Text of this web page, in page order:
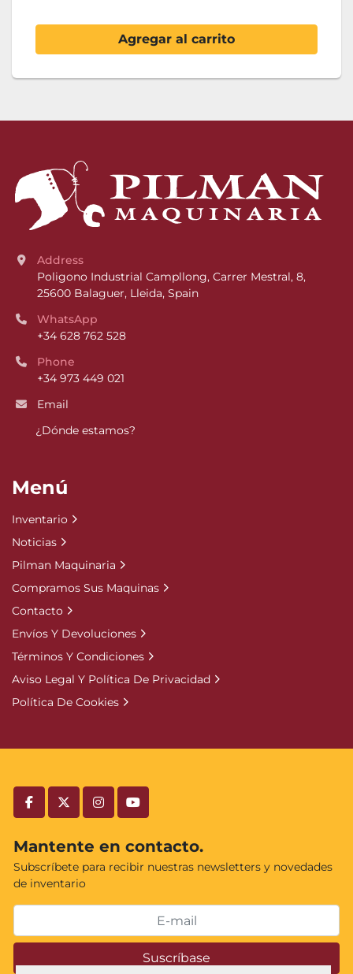
Agregar al carrito
facebooktwitterinstagramyoutube
Mantente en contacto.
Subscríbete para recibir nuestras newsletters y novedades
de inventario
Suscríbase
Address
Poligono Industrial Campllong, Carrer Mestral, 8,
25600 Balaguer, Lleida, Spain
WhatsApp
+34 628 762 528
Phone
+34 973 449 021
Email
¿Dónde estamos?
Menú
Inventario
Noticias
Pilman Maquinaria
Compramos Sus Maquinas
Contacto
Envíos Y Devoluciones
Términos Y Condiciones
Aviso Legal Y Política De Privacidad
Política De Cookies